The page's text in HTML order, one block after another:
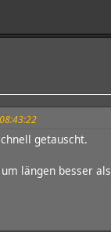
getauscht.
längen besser